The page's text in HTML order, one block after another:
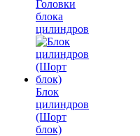
Головки
блока
цилиндров
Блок
цилиндров
(Шорт
блок)